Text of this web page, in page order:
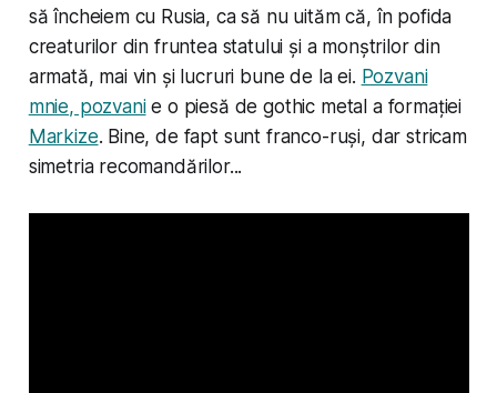
să încheiem cu Rusia, ca să nu uităm că, în pofida
creaturilor din fruntea statului și a monștrilor din
armată, mai vin și lucruri bune de la ei. Pozvani
mnie, pozvanie o piesă de gothic metal a formației
Markize. Bine, de fapt sunt franco-ruși, dar stricam
simetria recomandărilor...